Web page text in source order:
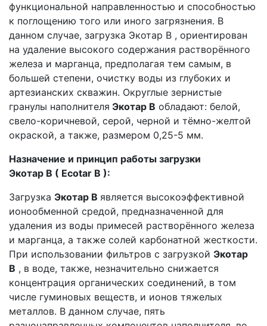
функциональной направленностью и способностью
к поглощению того или иного загрязнения. В
данном случае, загрузка Экотар B , ориентирован
на удаление высокого содержания растворённого
железа и марганца, предполагая тем самым, в
большей степени, очистку воды из глубоких и
артезианских скважин. Округлые зернистые
гранулы наполнителя Экотар B обладают: белой,
свело-коричневой, серой, черной и тёмно-желтой
окраской, а также, размером 0,25-5 мм.
Назначение и принцип работы загрузки
Экотар B ( Ecotar B ):
Загрузка Экотар B является высокоэффективной
ионообменной средой, предназначенной для
удаления из воды примесей растворённого железа
и марганца, а также солей карбонатной жесткости.
При использовании фильтров с загрузкой Экотар
B , в воде, также, незначительно снижается
концентрация органических соединений, в том
числе гуминовых веществ, и ионов тяжелых
металлов. В данном случае, пять